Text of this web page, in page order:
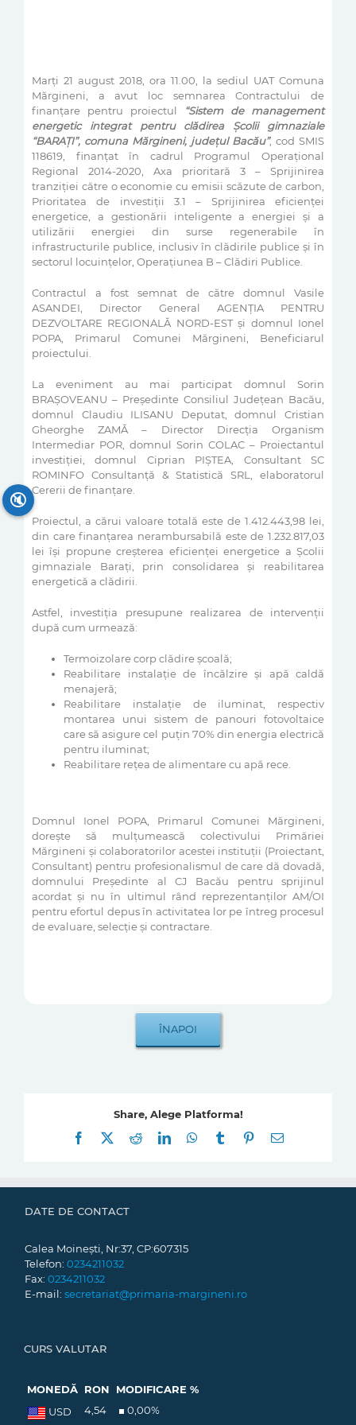
Marți 21 august 2018, ora 11.00, la sediul UAT Comuna
Mărgineni, a avut loc semnarea Contractului de
finanțare pentru proiectul
“Sistem de management
energetic integrat pentru clădirea Școlii gimnaziale
“BARAȚI”, comuna Mărgineni, județul Bacău”, cod SMIS
118619, finanțat în cadrul Programul Operațional
Regional 2014-2020, Axa prioritară 3 – Sprijinirea
tranziției către o economie cu emisii scăzute de carbon,
Prioritatea de investiții 3.1 – Sprijinirea eficienței
energetice, a gestionării inteligente a energiei și a
utilizării energiei din surse regenerabile în
infrastructurile publice, inclusiv în clădirile publice și în
sectorul locuințelor, Operațiunea B – Clădiri Publice.
Contractul a fost semnat de către domnul Vasile
ASANDEI, Director General AGENȚIA PENTRU
DEZVOLTARE REGIONALĂ NORD-EST și domnul Ionel
POPA, Primarul Comunei Mărgineni, Beneficiarul
proiectului.
La eveniment au mai participat domnul Sorin
BRAȘOVEANU – Președinte Consiliul Județean Bacău,
domnul Claudiu ILISANU Deputat, domnul Cristian
Gheorghe ZAMĂ – Director Direcția Organism
Intermediar POR, domnul Sorin COLAC – Proiectantul
investiției, domnul Ciprian PIȘTEA, Consultant SC
ROMINFO Consultanță & Statistică SRL, elaboratorul
Cererii de finanțare.
Proiectul, a cărui valoare totală este de 1.412.443,98 lei,
din care finanțarea nerambursabilă este de 1.232.817,03
lei își propune creșterea eficienței energetice a Școlii
gimnaziale Barați, prin consolidarea și reabilitarea
energetică a clădirii.
Astfel, investiția presupune realizarea de intervenții
după cum urmează:
Termoizolare corp clădire școală;
Reabilitare instalație de încălzire și apă caldă
menajeră;
Reabilitare instalație de iluminat, respectiv
montarea unui sistem de panouri fotovoltaice
care să asigure cel puțin 70% din energia electrică
pentru iluminat;
Reabilitare rețea de alimentare cu apă rece.
Domnul Ionel POPA, Primarul Comunei Mărgineni,
dorește să mulțumească colectivului Primăriei
Mărgineni și colaboratorilor acestei instituții (Proiectant,
Consultant) pentru profesionalismul de care dă dovadă,
domnului Președinte al CJ Bacău pentru sprijinul
acordat și nu în ultimul rând reprezentanților AM/OI
pentru efortul depus în activitatea lor pe întreg procesul
de evaluare, selecție și contractare.
Share, Alege Platforma!
Facebook
RedditLinkedInWhatsApp
Tumblr Pinterest
E-
DATE DE CONTACT
Calea Moinești, Nr:37, CP:607315
Telefon: 0234211032
Fax: 0234211032
E-mail: secretariat@primaria-margineni.ro
CURS VALUTAR
MONEDĂ RON
MODIFICARE %
USD
4,54 0,00%
🔇